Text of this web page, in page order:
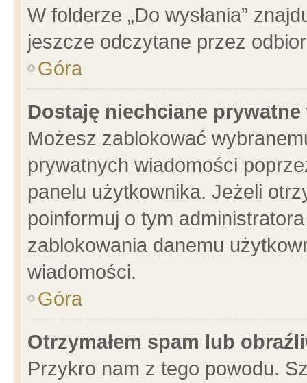
W folderze „Do wysłania”
jeszcze odczytane przez
Góra
Dostaję niechciane
Możesz zablokować
prywatnych wiadomości
panelu użytkownika. Jeżeli
poinformuj o tym
zablokowania danemu
wiadomości.
Góra
Otrzymałem spam lub
Przykro nam z tego powodu.